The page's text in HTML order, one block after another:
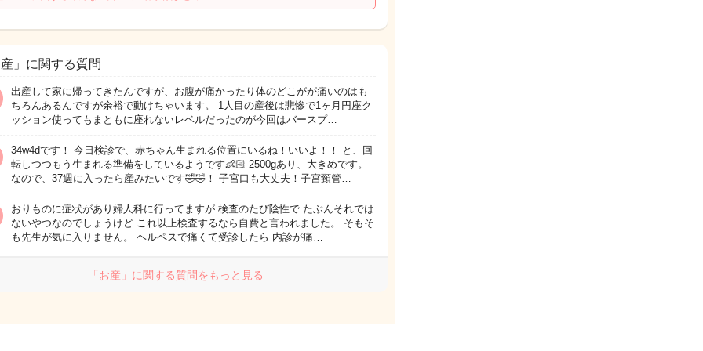
」に関する質問
出産して家に帰ってきたんですが、お腹が痛かったり体のどこがが痛いのはも
ちろんあるんですが余裕で動けちゃいます。 1人目の産後は悲惨で1ヶ月円座ク
ッション使ってもまともに座れないレベルだったのが今回はバースプ…
34w4dです！ 今日検診で、赤ちゃん生まれる位置にいるね！いいよ！！ と、回
転しつつもう生まれる準備をしているようです👶🏻 2500gあり、大きめです。
なので、37週に入ったら産みたいです🤣🤣！ 子宮口も大丈夫！子宮頸管…
おりものに症状があり婦人科に行ってますが 検査のたび陰性で たぶんそれでは
ないやつなのでしょうけど これ以上検査するなら自費と言われました。 そもそ
も先生が気に入りません。 ヘルペスで痛くて受診したら 内診が痛…
「お産」に関する質問をもっと見る